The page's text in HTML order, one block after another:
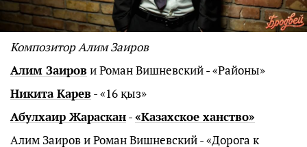
Композитор Алим Заиров
Алим Заирови Роман Вишневский - «Районы»
Никита Карев- «16 қыз»
Абулхаир Жараскан-«Казахское ханство»
Алим Заиров и Роман Вишневский - «Дорога к